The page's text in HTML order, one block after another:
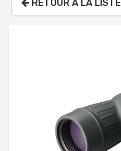
RETOUR À LA LISTE